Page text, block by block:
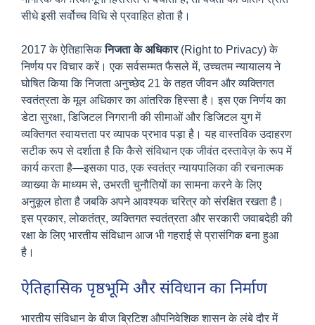
सीधे इसी सर्वोच्च विधि से प्रवाहित होता है।
2017 के ऐतिहासिकनिजता के अधिकार(Right to Privacy) के
निर्णय पर विचार करें। एक सर्वसम्मत फैसले में, उच्चतम न्यायालय ने
घोषित किया कि निजता अनुच्छेद 21 के तहत जीवन और व्यक्तिगत
स्वतंत्रता के मूल अधिकार का आंतरिक हिस्सा है। इस एक निर्णय का
डेटा सुरक्षा, डिजिटल निगरानी की सीमाओं और डिजिटल युग में
व्यक्तिगत स्वायत्तता पर व्यापक प्रभाव पड़ा है। यह वास्तविक उदाहरण
सटीक रूप से दर्शाता है कि कैसे संविधान एक जीवंत दस्तावेज़ के रूप में
कार्य करता है—इसका पाठ, एक स्वतंत्र न्यायपालिका की रचनात्मक
व्याख्या के माध्यम से, उभरती चुनौतियों का सामना करने के लिए
अनुकूल होता है जबकि अपने आवश्यक चरित्र को संरक्षित रखता है।
इस प्रकार, लोकतंत्र, व्यक्तिगत स्वतंत्रता और सरकारी जवाबदेही की
रक्षा के लिए भारतीय संविधान आज भी गहराई से प्रासंगिक बना हुआ
है।
ऐतिहासिक पृष्ठभूमि और संविधान का निर्माण
भारतीय संविधान के बीज ब्रिटिश औपनिवेशिक शासन के लंबे दौर में